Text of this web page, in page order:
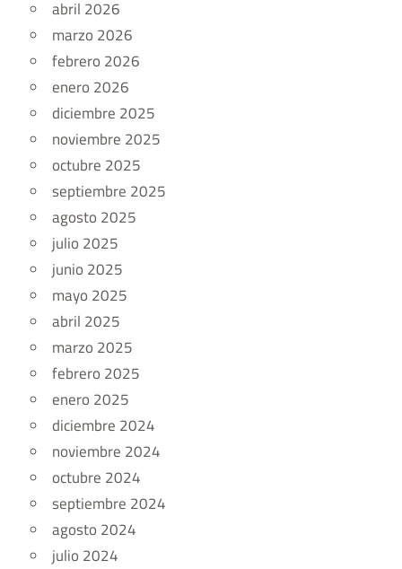
abril 2026
marzo 2026
febrero 2026
enero 2026
diciembre 2025
noviembre 2025
octubre 2025
septiembre 2025
agosto 2025
julio 2025
junio 2025
mayo 2025
abril 2025
marzo 2025
febrero 2025
enero 2025
diciembre 2024
noviembre 2024
octubre 2024
septiembre 2024
agosto 2024
julio 2024